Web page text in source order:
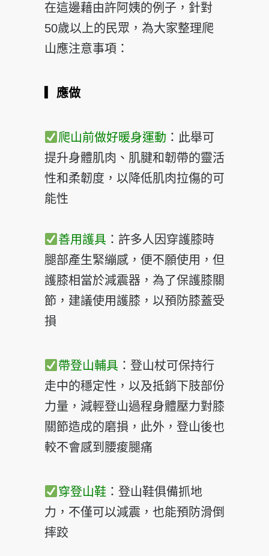
在這邊藉由許阿姨的例子，針對
50歲以上的民眾，為大家整理爬
山應注意事項：
▎應做
爬山前做好暖身運動 ：此舉可
提升身體肌肉、肌腱和韌帶的靈活
性和柔韌度，以降低肌肉拉傷的可
能性
善用護具 ：許多人因穿護膝時
腿部產生緊繃感，便不願使用 ，但
護膝相當於減震器，為了保護膝關
節，建議使用護膝， 以預防膝蓋受
損
帶登山輔具 ：登山杖可保持行
走中的穩定性，以及抵銷下肢部份
力量，減輕登山過程身體壓力對膝
關節造成的磨損，此外，登山後也
較不會感到腰痠腿痛
穿登山鞋 ：登山鞋俱備抓地
力，不僅可以減震，也能預防滑倒
摔跤